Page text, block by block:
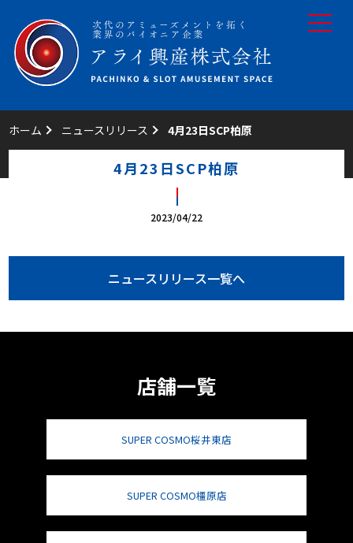
toggle
ホーム ニュースリリース 4月23日SCP柏原
4月23日SCP柏原
2023/04/22
ニュースリリース一覧へ
店舗一覧
SUPER COSMO桜井東店
SUPER COSMO橿原店